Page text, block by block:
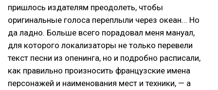
пришлось издателям преодолеть, чтобы
оригинальные голоса переплыли через океан... Но
да ладно. Больше всего порадовал меня мануал,
для которого локализаторы не только перевели
текст песни из опенинга, но и подробно расписали,
как правильно произносить французские имена
персонажей и наименования мест и техники, — а